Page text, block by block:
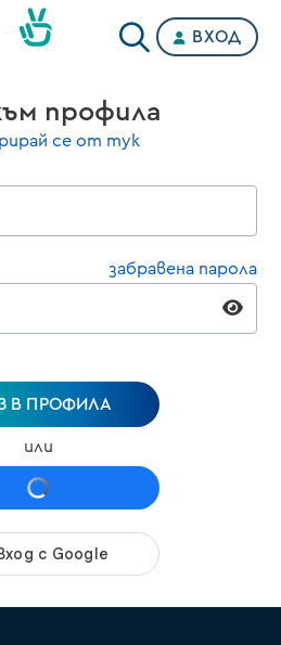
ВХОД
профила
се от тук
забравена парола
В ПРОФИЛА
или